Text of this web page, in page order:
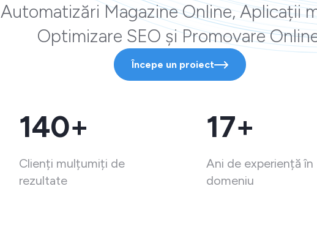
Automatizări Magazine Online, Aplicații
Optimizare SEO și Promovare
Începe un proiect
140+
Clienți mulțumiți de
rezultate
17+
Ani de experiență în
domeniu